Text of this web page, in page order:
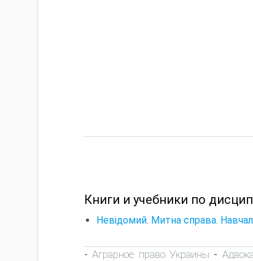
Книги и учебники по
Невідомий. Митна справа.
-Аграрное право Украины -